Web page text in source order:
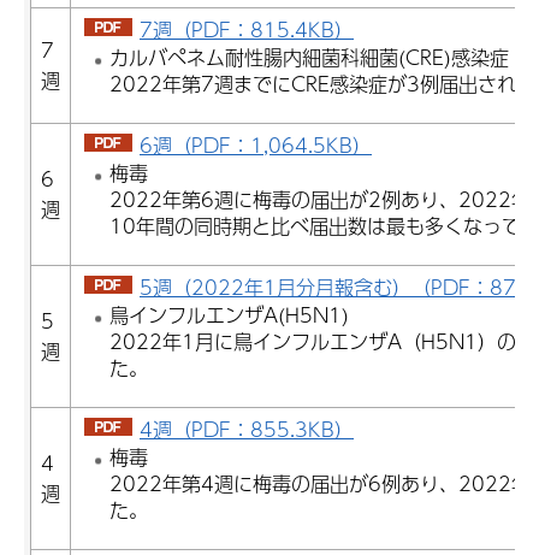
7
週
7週（PDF：815.4KB）
カルバペネム耐性腸内細菌科細菌(CRE)感染症
2022年第7週までにCRE感染症が3例届出され
6
週
6週（PDF：1,064.5KB）
梅毒
2022年第6週に梅毒の届出が2例あり、2022年
10年間の同時期と比べ届出数は最も多くなって
5
週
5週（2022年1月分月報含む）（PDF：
鳥インフルエンザA(H5N1)
2022年1月に鳥インフルエンザA（H5N1）の
た。
4
週
4週（PDF：855.3KB）
梅毒
2022年第4週に梅毒の届出が6例あり、2022年
た。